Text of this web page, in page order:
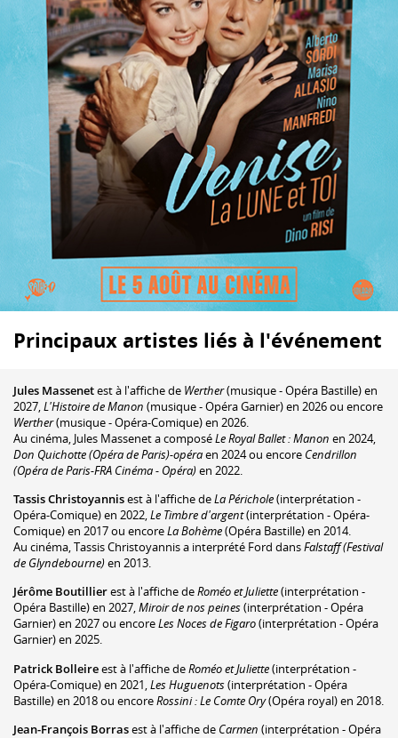
Principaux artistes liés à l'événement
Jules Massenetest à l'affiche de Werther(musique - Opéra Bastille) en
2027,L'Histoire de Manon (musique - Opéra Garnier) en 2026 ou encore
Werther(musique - Opéra-Comique) en 2026.
Au cinéma, Jules Massenet a composéLe Royal Ballet : Manon en 2024,
Don Quichotte (Opéra de Paris)-opéraen 2024 ou encore Cendrillon
(Opéra de Paris-FRA Cinéma - Opéra)en 2022.
Tassis Christoyannisest à l'affiche deLa Périchole(interprétation -
Opéra-Comique) en 2022,Le Timbre d'argent(interprétation - Opéra-
Comique) en 2017 ou encoreLa Bohème(Opéra Bastille) en 2014.
Au cinéma, Tassis Christoyannis a interprété Ford dansFalstaff (Festival
de Glyndebourne)en 2013.
Jérôme Boutillierest à l'affiche deRoméo et Juliette(interprétation -
Opéra Bastille) en 2027,Miroir de nos peines(interprétation - Opéra
Garnier) en 2027 ou encoreLes Noces de Figaro(interprétation - Opéra
Garnier) en 2025.
Patrick Bolleireest à l'affiche deRoméo et Juliette(interprétation -
Opéra-Comique) en 2021,Les Huguenots(interprétation - Opéra
Bastille) en 2018 ou encoreRossini : Le Comte Ory(Opéra royal) en 2018.
Jean-François Borrasest à l'affiche de Carmen (interprétation - Opéra